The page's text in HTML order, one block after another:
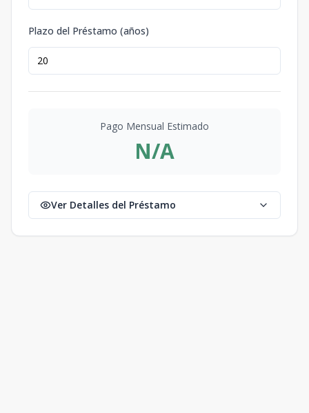
Plazo del Préstamo (años)
Pago Mensual Estimado
N/A
Ver Detalles del Préstamo